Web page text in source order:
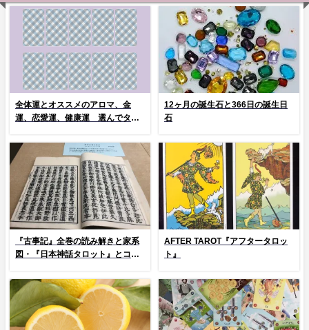
全体運とオススメのアロマ、金
運、恋愛運、健康運 選んでタッ
12ヶ月の誕生石と366日の誕生日
石
『古事記』全巻の読み解きと家系
図・『日本神話タロット』とコラ
AFTER TAROT『アフタータロッ
ト』